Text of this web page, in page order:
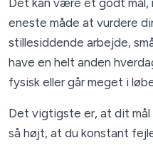
Det kan være et godt
eneste måde at vurdere
stillesiddende arbejde,
have en helt anden
fysisk eller går meget i
Det vigtigste er, at dit
så højt, at du konstant